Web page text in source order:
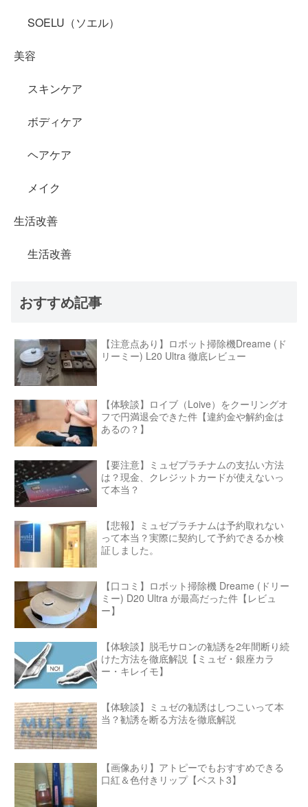
SOELU（ソエル）
美容
スキンケア
ボディケア
ヘアケア
メイク
生活改善
生活改善
おすすめ記事
【注意点あり】ロボット掃除機Dreame (ド
リーミー) L20 Ultra 徹底レビュー
【体験談】ロイブ（Loive）をクーリングオ
フで円満退会できた件【違約金や解約金は
あるの？】
【要注意】ミュゼプラチナムの支払い方法
は？現金、クレジットカードが使えないっ
て本当？
【悲報】ミュゼプラチナムは予約取れない
って本当？実際に契約して予約できるか検
証しました。
【口コミ】ロボット掃除機 Dreame (ドリー
ミー) D20 Ultra が最高だった件【レビュ
ー】
【体験談】脱毛サロンの勧誘を2年間断り続
けた方法を徹底解説【ミュゼ・銀座カラ
ー・キレイモ】
【体験談】ミュゼの勧誘はしつこいって本
当？勧誘を断る方法を徹底解説
【画像あり】アトピーでもおすすめできる
口紅＆色付きリップ【ベスト3】